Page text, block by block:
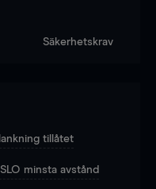
Säkerhetskrav
tillåtet
minsta avstånd